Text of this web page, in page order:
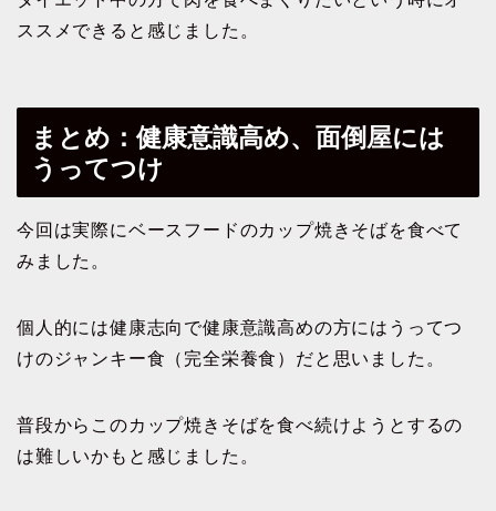
ススメできると感じました。
まとめ：健康意識高め、面倒屋には
うってつけ
今回は実際にベースフードのカップ焼きそばを食べて
みました。
個人的には健康志向で健康意識高めの方にはうってつ
けのジャンキー食（完全栄養食）だと思いました。
普段からこのカップ焼きそばを食べ続けようとするの
は難しいかもと感じました。